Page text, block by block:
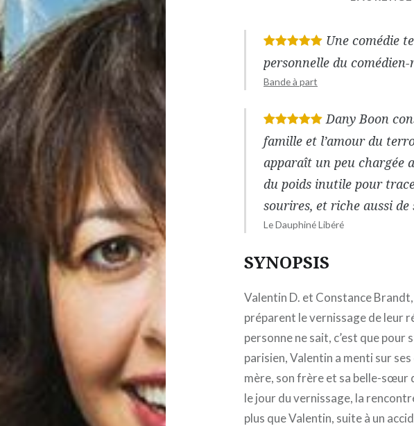
* * * * *Une comédie
personnelle du
Bande à part
* * * * *Dany Boon
famille et l’amour du
apparaît un peu chargée
du poids inutile pour
sourires, et riche aussi
Le Dauphiné Libéré
SYNOPSIS
Valentin D. et Constance
préparent le vernissage de leur
personne ne sait, c’est que pour
parisien, Valentin a menti sur
mère, son frère et sa belle-sœur
le jour du vernissage, la
plus que Valentin, suite à un